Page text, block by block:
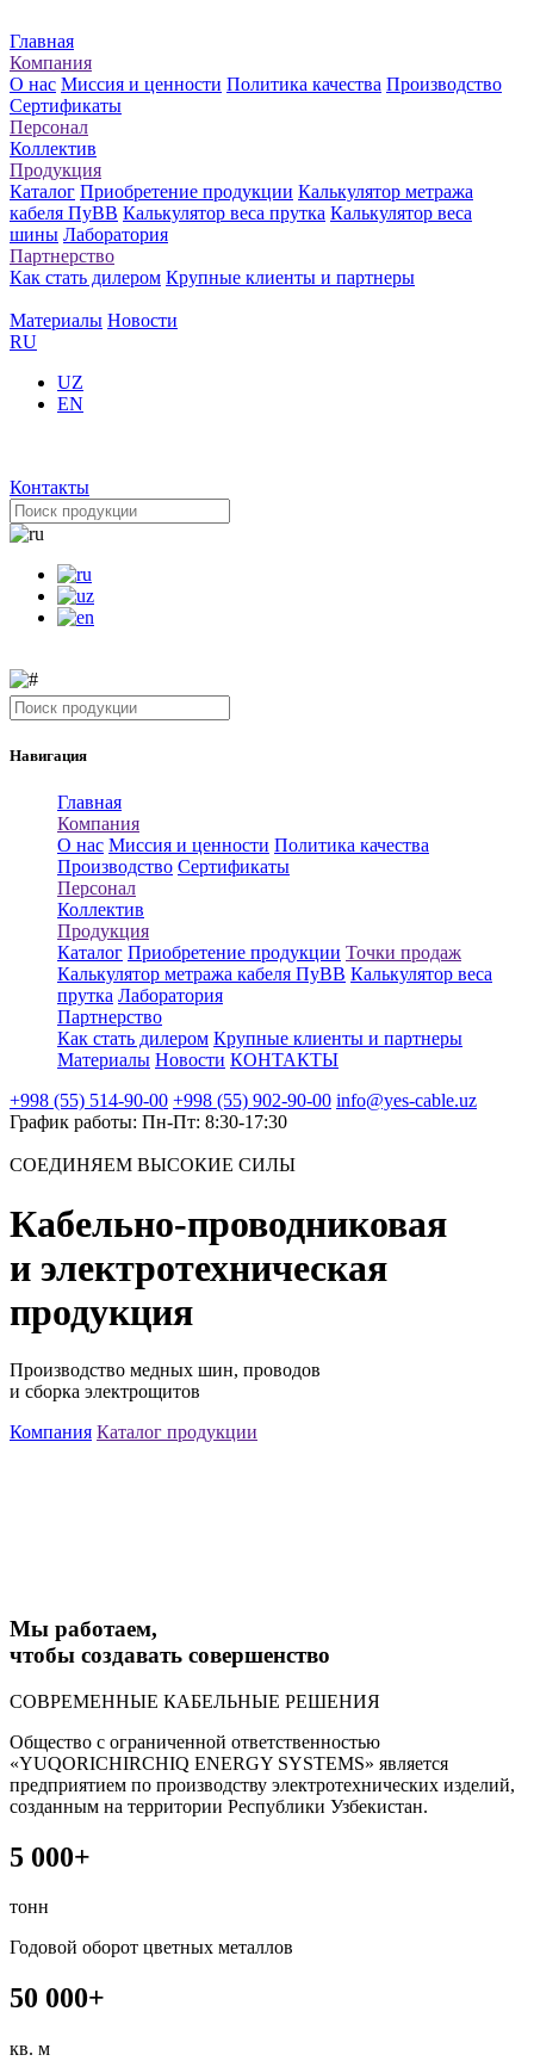
Главная
Компания
О нас Миссия и ценности Политика качества Производство
Сертификаты
Персонал
Коллектив
Продукция
Каталог Приобретение продукции Калькулятор метража
кабеля ПуВВ Калькулятор веса прутка Калькулятор веса
шины Лаборатория
Партнерство
Как стать дилером Крупные клиенты и партнеры
Материалы Новости
RU
UZ
EN
Контакты
Навигация
Главная
Компания
О нас Миссия и ценности Политика качества
Производство Сертификаты
Персонал
Коллектив
Продукция
Каталог Приобретение продукции Точки продаж
Калькулятор метража кабеля ПуВВ Калькулятор веса
прутка Лаборатория
Партнерство
Как стать дилером Крупные клиенты и партнеры
Материалы Новости КОНТАКТЫ
+998 (55) 514-90-00 +998 (55) 902-90-00 info@yes-cable.uz
График работы: Пн-Пт: 8:30-17:30
СОЕДИНЯЕМ ВЫСОКИЕ СИЛЫ
Кабельно-проводниковая
и электротехническая
продукция
Производство медных шин, проводов
и сборка электрощитов
Компания Каталог продукции
Мы работаем,
чтобы создавать совершенство
СОВРЕМЕННЫЕ КАБЕЛЬНЫЕ РЕШЕНИЯ
Общество с ограниченной ответственностью
«YUQORICHIRCHIQ ENERGY SYSTEMS» является
предприятием по производству электротехнических изделий,
созданным на территории Республики Узбекистан.
5 000+
тонн
Годовой оборот цветных металлов
50 000+
кв. м